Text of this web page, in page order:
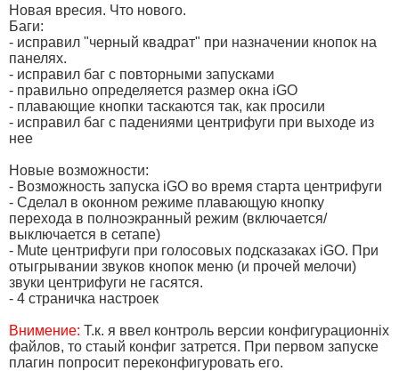
Новая вресия. Что нового.
Баги:
- исправил "черный квадрат" при назначении кнопок на
панелях.
- исправил баг с повторными запусками
- правильно определяется размер окна iGO
- плавающие кнопки таскаются так, как просили
- исправил баг с падениями центрифуги при выходе из
нее
Новые возможности:
- Возможность запуска iGO во время старта центрифуги
- Сделал в оконном режиме плавающую кнопку
перехода в полноэкранный режим (включается/
выключается в сетапе)
- Mute центрифуги при голосовых подсказаках iGO. При
отыгрывании звуков кнопок меню (и прочей мелочи)
звуки центрифуги не гасятся.
- 4 страничка настроек
Внимение: Т.к. я ввел контроль версии конфигурационніх
файлов, то стаый конфиг затрется. При первом запуске
плагин попросит переконфигуровать его.